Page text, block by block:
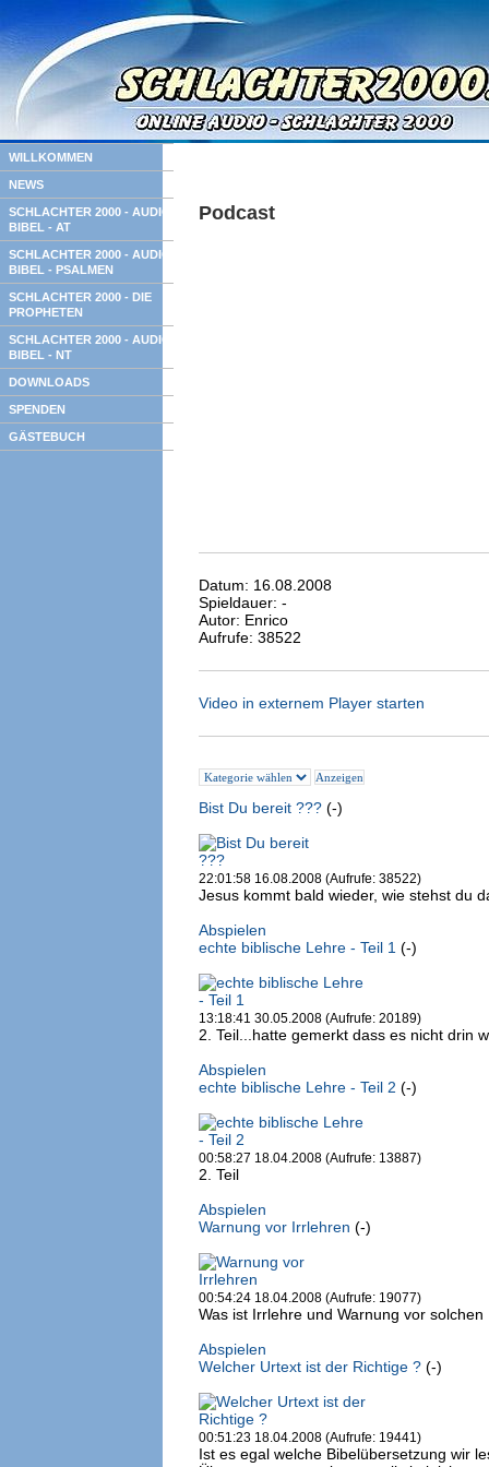
WILLKOMMEN
NEWS
SCHLACHTER 2000 - AUDIO
BIBEL - AT
SCHLACHTER 2000 - AUDIO
BIBEL - PSALMEN
SCHLACHTER 2000 - DIE
PROPHETEN
SCHLACHTER 2000 - AUDIO
BIBEL - NT
DOWNLOADS
SPENDEN
GÄSTEBUCH
Podcast
Datum: 16.08.2008
Spieldauer: -
Autor: Enrico
Aufrufe: 38522
Video in externem Player starten
Bist Du bereit ??? (-)
22:01:58 16.08.2008 (Aufrufe: 38522)
Jesus kommt bald wieder, wie stehst du
Abspielen
echte biblische Lehre - Teil 1 (-)
13:18:41 30.05.2008 (Aufrufe: 20189)
2. Teil...hatte gemerkt dass es nicht drin
Abspielen
echte biblische Lehre - Teil 2 (-)
00:58:27 18.04.2008 (Aufrufe: 13887)
2. Teil
Abspielen
Warnung vor Irrlehren (-)
00:54:24 18.04.2008 (Aufrufe: 19077)
Was ist Irrlehre und Warnung vor
Abspielen
Welcher Urtext ist der Richtige ? (-)
00:51:23 18.04.2008 (Aufrufe: 19441)
Ist es egal welche Bibelübersetzung wir